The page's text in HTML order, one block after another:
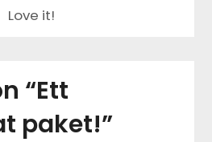
Love it!
“Ett
paket!”